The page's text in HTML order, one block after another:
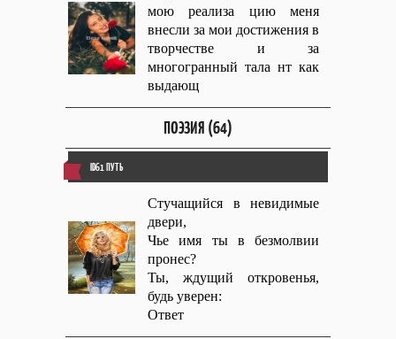
мою реализа цию меня
внесли за мои достижения в
творчестве и за
многогранный тала нт как
выдающ
ПОЭЗИЯ (64)
ID61 ПУТЬ
Стучащийся в невидимые
двери,
Чье имя ты в безмолвии
пронес?
Ты, ждущий откровенья,
будь уверен:
Ответ